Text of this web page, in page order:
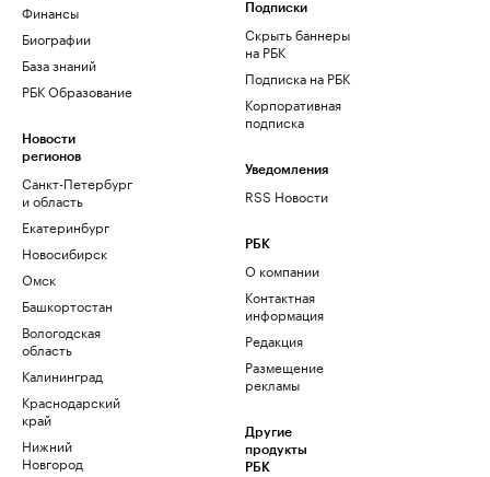
Финансы
Биографии
База знаний
РБК Образование
Новости
регионов
Санкт-Петербург
и область
Екатеринбург
Новосибирск
Омск
Башкортостан
Вологодская
область
Калининград
Краснодарский
край
Нижний
Новгород
Подписки
Скрыть баннеры
на РБК
Подписка на РБК
Корпоративная
подписка
Уведомления
RSS Новости
РБК
О компании
Контактная
информация
Редакция
Размещение
рекламы
Другие
продукты
РБК